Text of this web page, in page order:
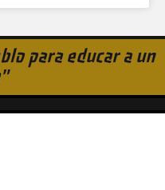
para educar a un